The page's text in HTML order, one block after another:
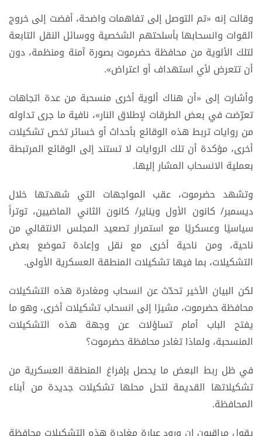
وقالت إنه «تم التوصل إلى تفاهمات واضحة، أفضت إلى خروج
القوات وانسحابها بأسلحتهم الشخصية ووسائل النقل التابعة
لتلك الألوية من محافظة حضرموت بصورة آمنة ومنظمة، دون
أن تتعرض لأي استهداف أو اعتراض».
وأشارت إلى «أن هناك ألوية أخرى منسحبة من عدة اتجاهات
تعرّضت في بعض الطرقات لإطلاق النار»، نافية ما جرى تداوله
من روايات تربط هذه الوقائع بأحداث أو خسائر تخص تشكيلات
أخرى، مؤكدة أن تلك الروايات لا تستند إلى الوقائع المرتبطة
بعملية الانسحاب المشار إليها.
وتشهد حضرموت، عقب المواجهات التي شهدتها خلال
ديسمبر/ كانون الأول ويناير/ كانون الثاني الماضيين، توتراً
سياسيًا وعسكريًا مع استمرار تصعيد المجلس الانتقالي من
ناحية، ومن ناحية أخرى مع نقل وإعادة تموضع بعض
التشكيلات، بما فيها تشكيلات المنطقة العسكرية الأولى.
لكن البيان الأخير تحدّث عن انسحاب ومغادرة هذه التشكيلات
محافظة حضرموت، مشيرًا إلى انسحاب تشكيلات أخرى، وهو ما
يفتح الباب أمام تساؤلات عن وجهة هذه التشكيلات
المنسحبة، ولماذا تغادر محافظة حضرموت؟
في ظل ربط البعض ما يحصل بإفراغ المنطقة العسكرية من
تشكيلاتها القديمة لتحل محلها تشكيلات جديدة من أبناء
المحافظة.